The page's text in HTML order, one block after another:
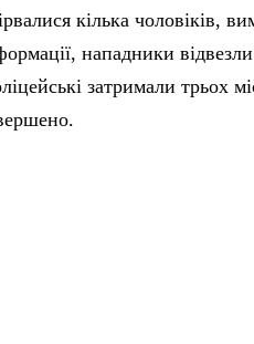
кілька чоловіків,
нападники
затримали трьох